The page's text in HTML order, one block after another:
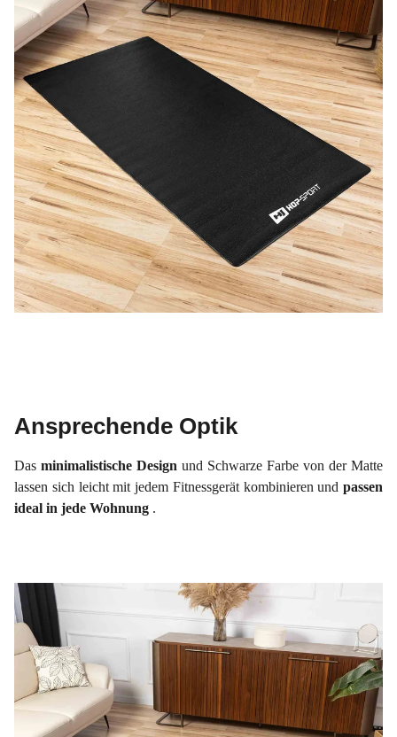
Ansprechende Optik
Das minimalistische Design und Schwarze Farbe von der Matte
lassen sich leicht mit jedem Fitnessgerät kombinieren und passen
ideal in jede Wohnung .